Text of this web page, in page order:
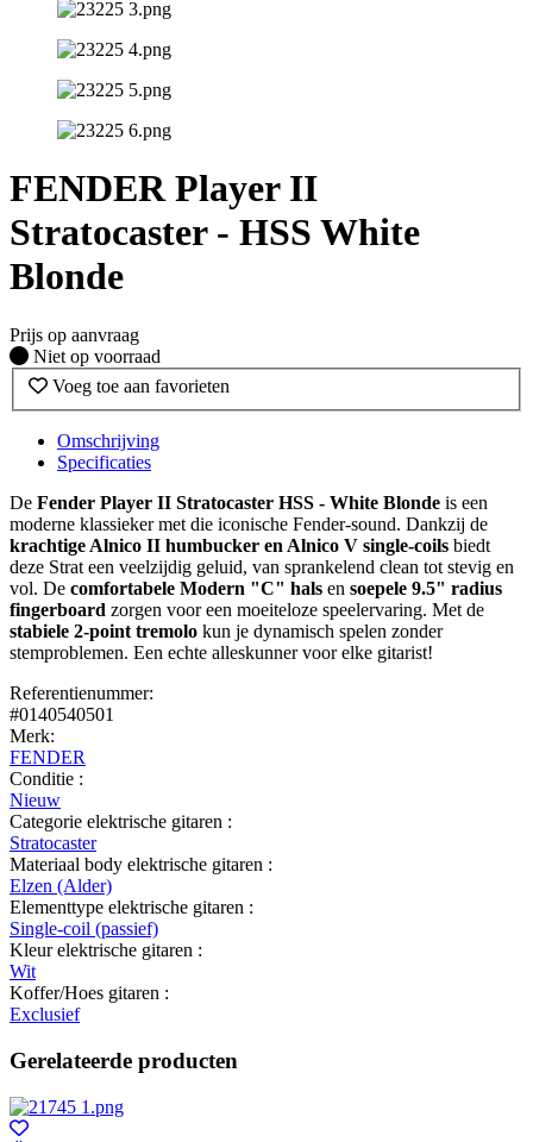
FENDER Player II
Stratocaster - HSS White
Blonde
Prijs op aanvraag
Fysiek voorradig
Niet op voorraad
Voeg toe aan favorieten
Omschrijving
Specificaties
De Fender Player II Stratocaster HSS - White Blonde is een
moderne klassieker met die iconische Fender-sound. Dankzij de
krachtige Alnico II humbucker en Alnico V single-coils biedt
deze Strat een veelzijdig geluid, van sprankelend clean tot stevig en
vol. De comfortabele Modern "C" hals en soepele 9.5" radius
fingerboard zorgen voor een moeiteloze speelervaring. Met de
stabiele 2-point tremolo kun je dynamisch spelen zonder
stemproblemen. Een echte alleskunner voor elke gitarist!
Referentienummer:
#0140540501
Merk:
FENDER
Conditie :
Nieuw
Categorie elektrische gitaren :
Stratocaster
Materiaal body elektrische gitaren :
Elzen (Alder)
Elementtype elektrische gitaren :
Single-coil (passief)
Kleur elektrische gitaren :
Wit
Koffer/Hoes gitaren :
Exclusief
Gerelateerde producten